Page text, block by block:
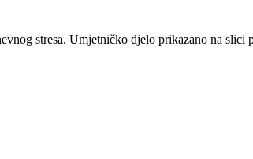
stresa. Umjetničko djelo prikazano na slici